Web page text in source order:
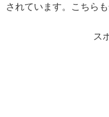
されています。こちら
ス